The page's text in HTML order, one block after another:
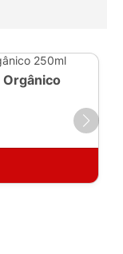
Orgânico